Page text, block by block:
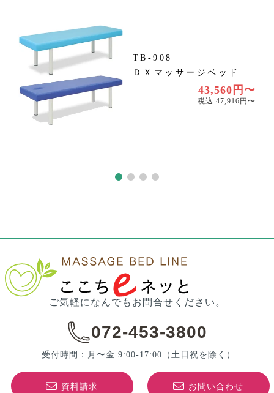
TB-908
ＤＸマッサージベッド
43,560円〜
税込:47,916円〜
ご気軽になんでもお問合せください。
072-453-3800
受付時間：月〜金 9:00-17:00 （土日祝を除く）
資料請求 お問い合わせ